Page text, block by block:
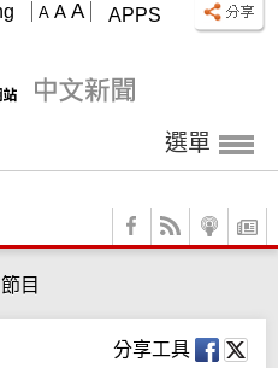
APPS
A A A
選單
目
分享工具